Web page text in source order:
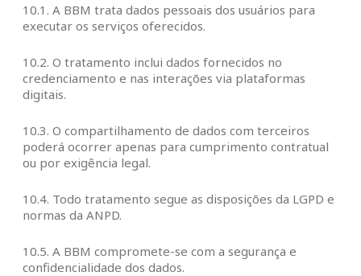
10.1. A BBM trata dados pessoais dos usuários para
executar os serviços oferecidos.
10.2. O tratamento inclui dados fornecidos no
credenciamento e nas interações via plataformas
digitais.
10.3. O compartilhamento de dados com terceiros
poderá ocorrer apenas para cumprimento contratual
ou por exigência legal.
10.4. Todo tratamento segue as disposições da LGPD e
normas da ANPD.
10.5. A BBM compromete-se com a segurança e
confidencialidade dos dados.